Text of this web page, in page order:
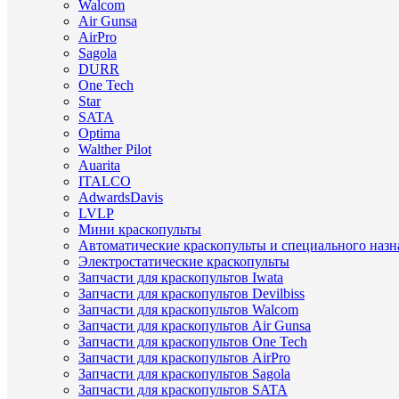
Walcom
Air Gunsa
AirPro
Sagola
DURR
One Tech
Star
SATA
Optima
Walther Pilot
Auarita
ITALCO
AdwardsDavis
LVLP
Мини краскопульты
Автоматические краскопульты и специального
Электростатические краскопульты
Запчасти для краскопультов Iwata
Запчасти для краскопультов Devilbiss
Запчасти для краскопультов Walcom
Запчасти для краскопультов Air Gunsa
Запчасти для краскопультов One Tech
Запчасти для краскопультов AirPro
Запчасти для краскопультов Sagola
Запчасти для краскопультов SATA